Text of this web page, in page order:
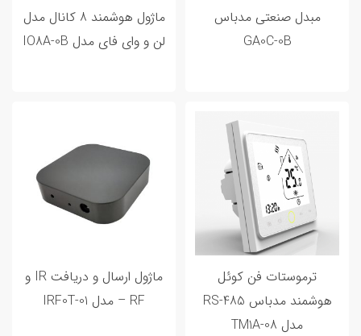
مبدل صنعتی مدباس
GA0C-0B
ماژول هوشمند 8 کانال مدل
لن و وای فای مدل IO8A-0B
ترموستات فن کوئل
هوشمند مدباس RS-485
مدل TM1A-08
ماژول ارسال و دریافت IR و
RF – مدل IRF0T-01
20 اردیبهشت 1402
0 تا 100 خانه هوشمند و مراحل هوشمند
سازی خانه شما